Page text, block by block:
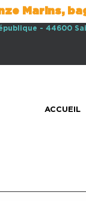
Marins,
- 44600
ACCUEIL